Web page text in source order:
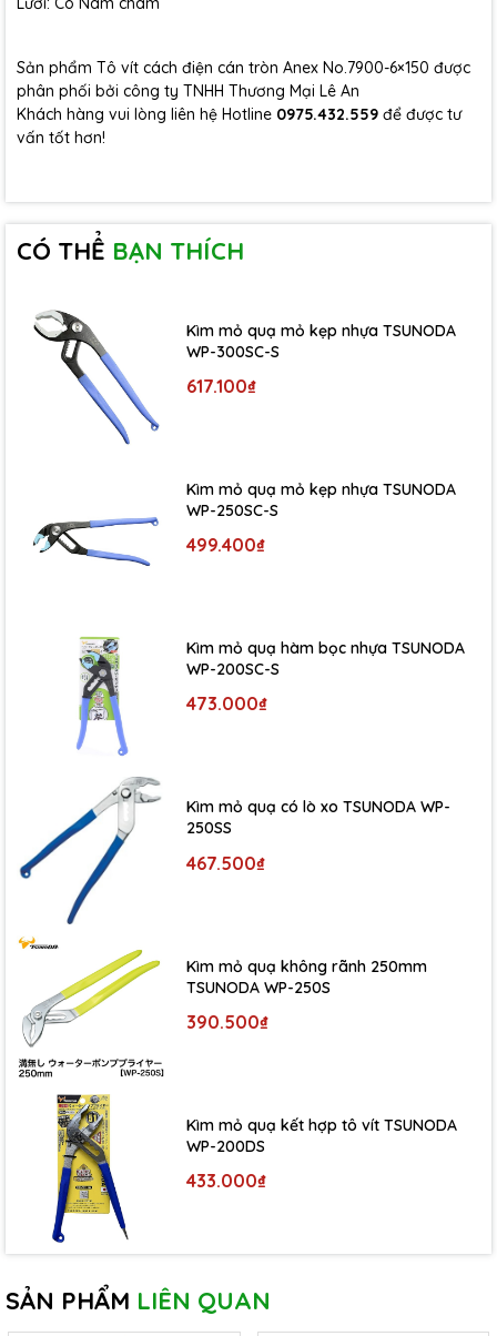
Sản phẩm Tô vít cách điện cán tròn Anex No.7900-6×150 được
phân phối bởi công ty TNHH Thương Mại Lê An
Khách hàng vui lòng liên hệ Hotline 0975.432.559 để được tư
vấn tốt hơn!
CÓ THỂ BẠN THÍCH
Kìm mỏ quạ mỏ kẹp nhựa TSUNODA
WP-300SC-S
617.100₫
Kìm mỏ quạ mỏ kẹp nhựa TSUNODA
WP-250SC-S
499.400₫
Kìm mỏ quạ hàm bọc nhựa TSUNODA
WP-200SC-S
473.000₫
Kìm mỏ quạ có lò xo TSUNODA WP-
250SS
467.500₫
Kìm mỏ quạ không rãnh 250mm
TSUNODA WP-250S
390.500₫
Kìm mỏ quạ kết hợp tô vít TSUNODA
WP-200DS
433.000₫
SẢN PHẨM LIÊN QUAN